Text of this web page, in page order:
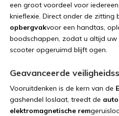
een groot voordeel voor iedereen
knieflexie. Direct onder de zitting
opbergvakvoor een handtas,
boodschappen, zodat u altijd uw
scooter opgeruimd blijft ogen.
Geavanceerde
Vooruitdenken is de kern van de
gashendel loslaat, treedt de
elektromagnetische rem